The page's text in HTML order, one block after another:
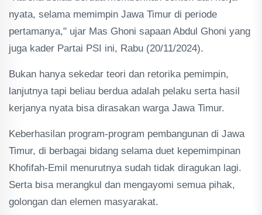
nyata, selama memimpin Jawa Timur di periode
pertamanya," ujar Mas Ghoni sapaan Abdul Ghoni yang
juga kader Partai PSI ini, Rabu (20/11/2024).
Bukan hanya sekedar teori dan retorika pemimpin,
lanjutnya tapi beliau berdua adalah pelaku serta hasil
kerjanya nyata bisa dirasakan warga Jawa Timur.
Keberhasilan program-program pembangunan di Jawa
Timur, di berbagai bidang selama duet kepemimpinan
Khofifah-Emil menurutnya sudah tidak diragukan lagi.
Serta bisa merangkul dan mengayomi semua pihak,
golongan dan elemen masyarakat.